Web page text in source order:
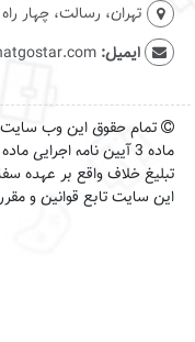
تهران، رسالت، چهار
ایمیل:
تمام حقوق این وب
تبلیغ خلاف واقع بر عهده
این سایت تابع قوانین و